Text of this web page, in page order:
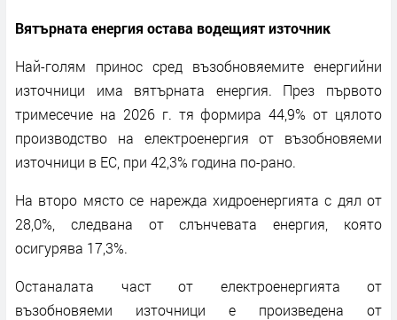
Вятърната енергия остава водещият източник
Най-голям принос сред възобновяемите енергийни
източници има вятърната енергия. През първото
тримесечие на 2026 г. тя формира 44,9% от цялото
производство на електроенергия от възобновяеми
източници в ЕС, при 42,3% година по-рано.
На второ място се нарежда хидроенергията с дял от
28,0%, следвана от слънчевата енергия, която
осигурява 17,3%.
Останалата част от електроенергията от
възобновяеми източници е произведена от